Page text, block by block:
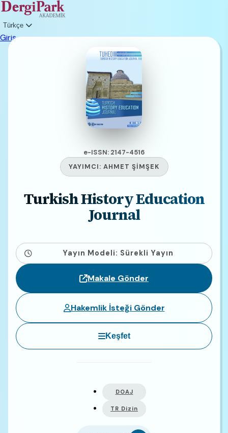
Türkçe
Giriş
e-ISSN: 2147-4516
YAYIMCI: AHMET ŞİMŞEK
Turkish History Education
Journal
Yayın Modeli: Sürekli Yayın
Makale Gönder
Hakemlik İsteği Gönder
Keşfet
DOAJ
TR Dizin